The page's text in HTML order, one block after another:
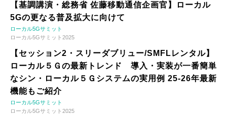
【基調講演・総務省 佐藤移動通信企画官】ローカル
5Gの更なる普及拡大に向けて
ローカル5Gサミット
ローカル5Gサミット2025
【セッション2・スリーダブリュー/SMFLレンタル】
ローカル５Ｇの最新トレンド 導入・実装が一番簡単
なシン・ローカル５Ｇシステムの実用例 25-26年最新
機能もご紹介
ローカル5Gサミット
ローカル5Gサミット2025